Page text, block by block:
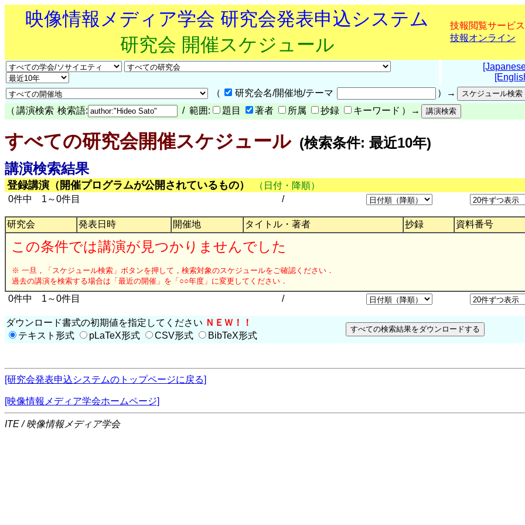
映像情報メディア学会 研究会発表申込システム
研究会 開催スケジュール
技報閲覧サービス
技報オンライン
（
研究会名/開催地/テーマ
）→
（ 講演検索 検索語: / 範囲: 題目 著者 所属 抄録 キーワード ）→
すべての研究会開催スケジュール(検索条件: 最近10年)
講演検索結果
登録講演（開催プログラムが公開されているもの）
（日付・降順）
0件中 1～0件目
/
研究会 発表日時 開催地 タイトル・著者 抄録 資料番号
この条件では講演が見つかりませんでした
※ 一旦，「スケジュール検索」ボタンを押して，検索対象のスケジュールをご確認ください．
過去の講演を検索する場合は「最近の開催」を「○○年度」に変更してください．
0件中 1～0件目 /
ダウンロード書式の初期値を指定してください ＮＥＷ！！
テキスト形式
pLaTeX形式 CSV形式 BibTeX形式
[研究会発表申込システムのトップページに戻る]
[映像情報メディア学会ホームページ]
ITE / 映像情報メディア学会